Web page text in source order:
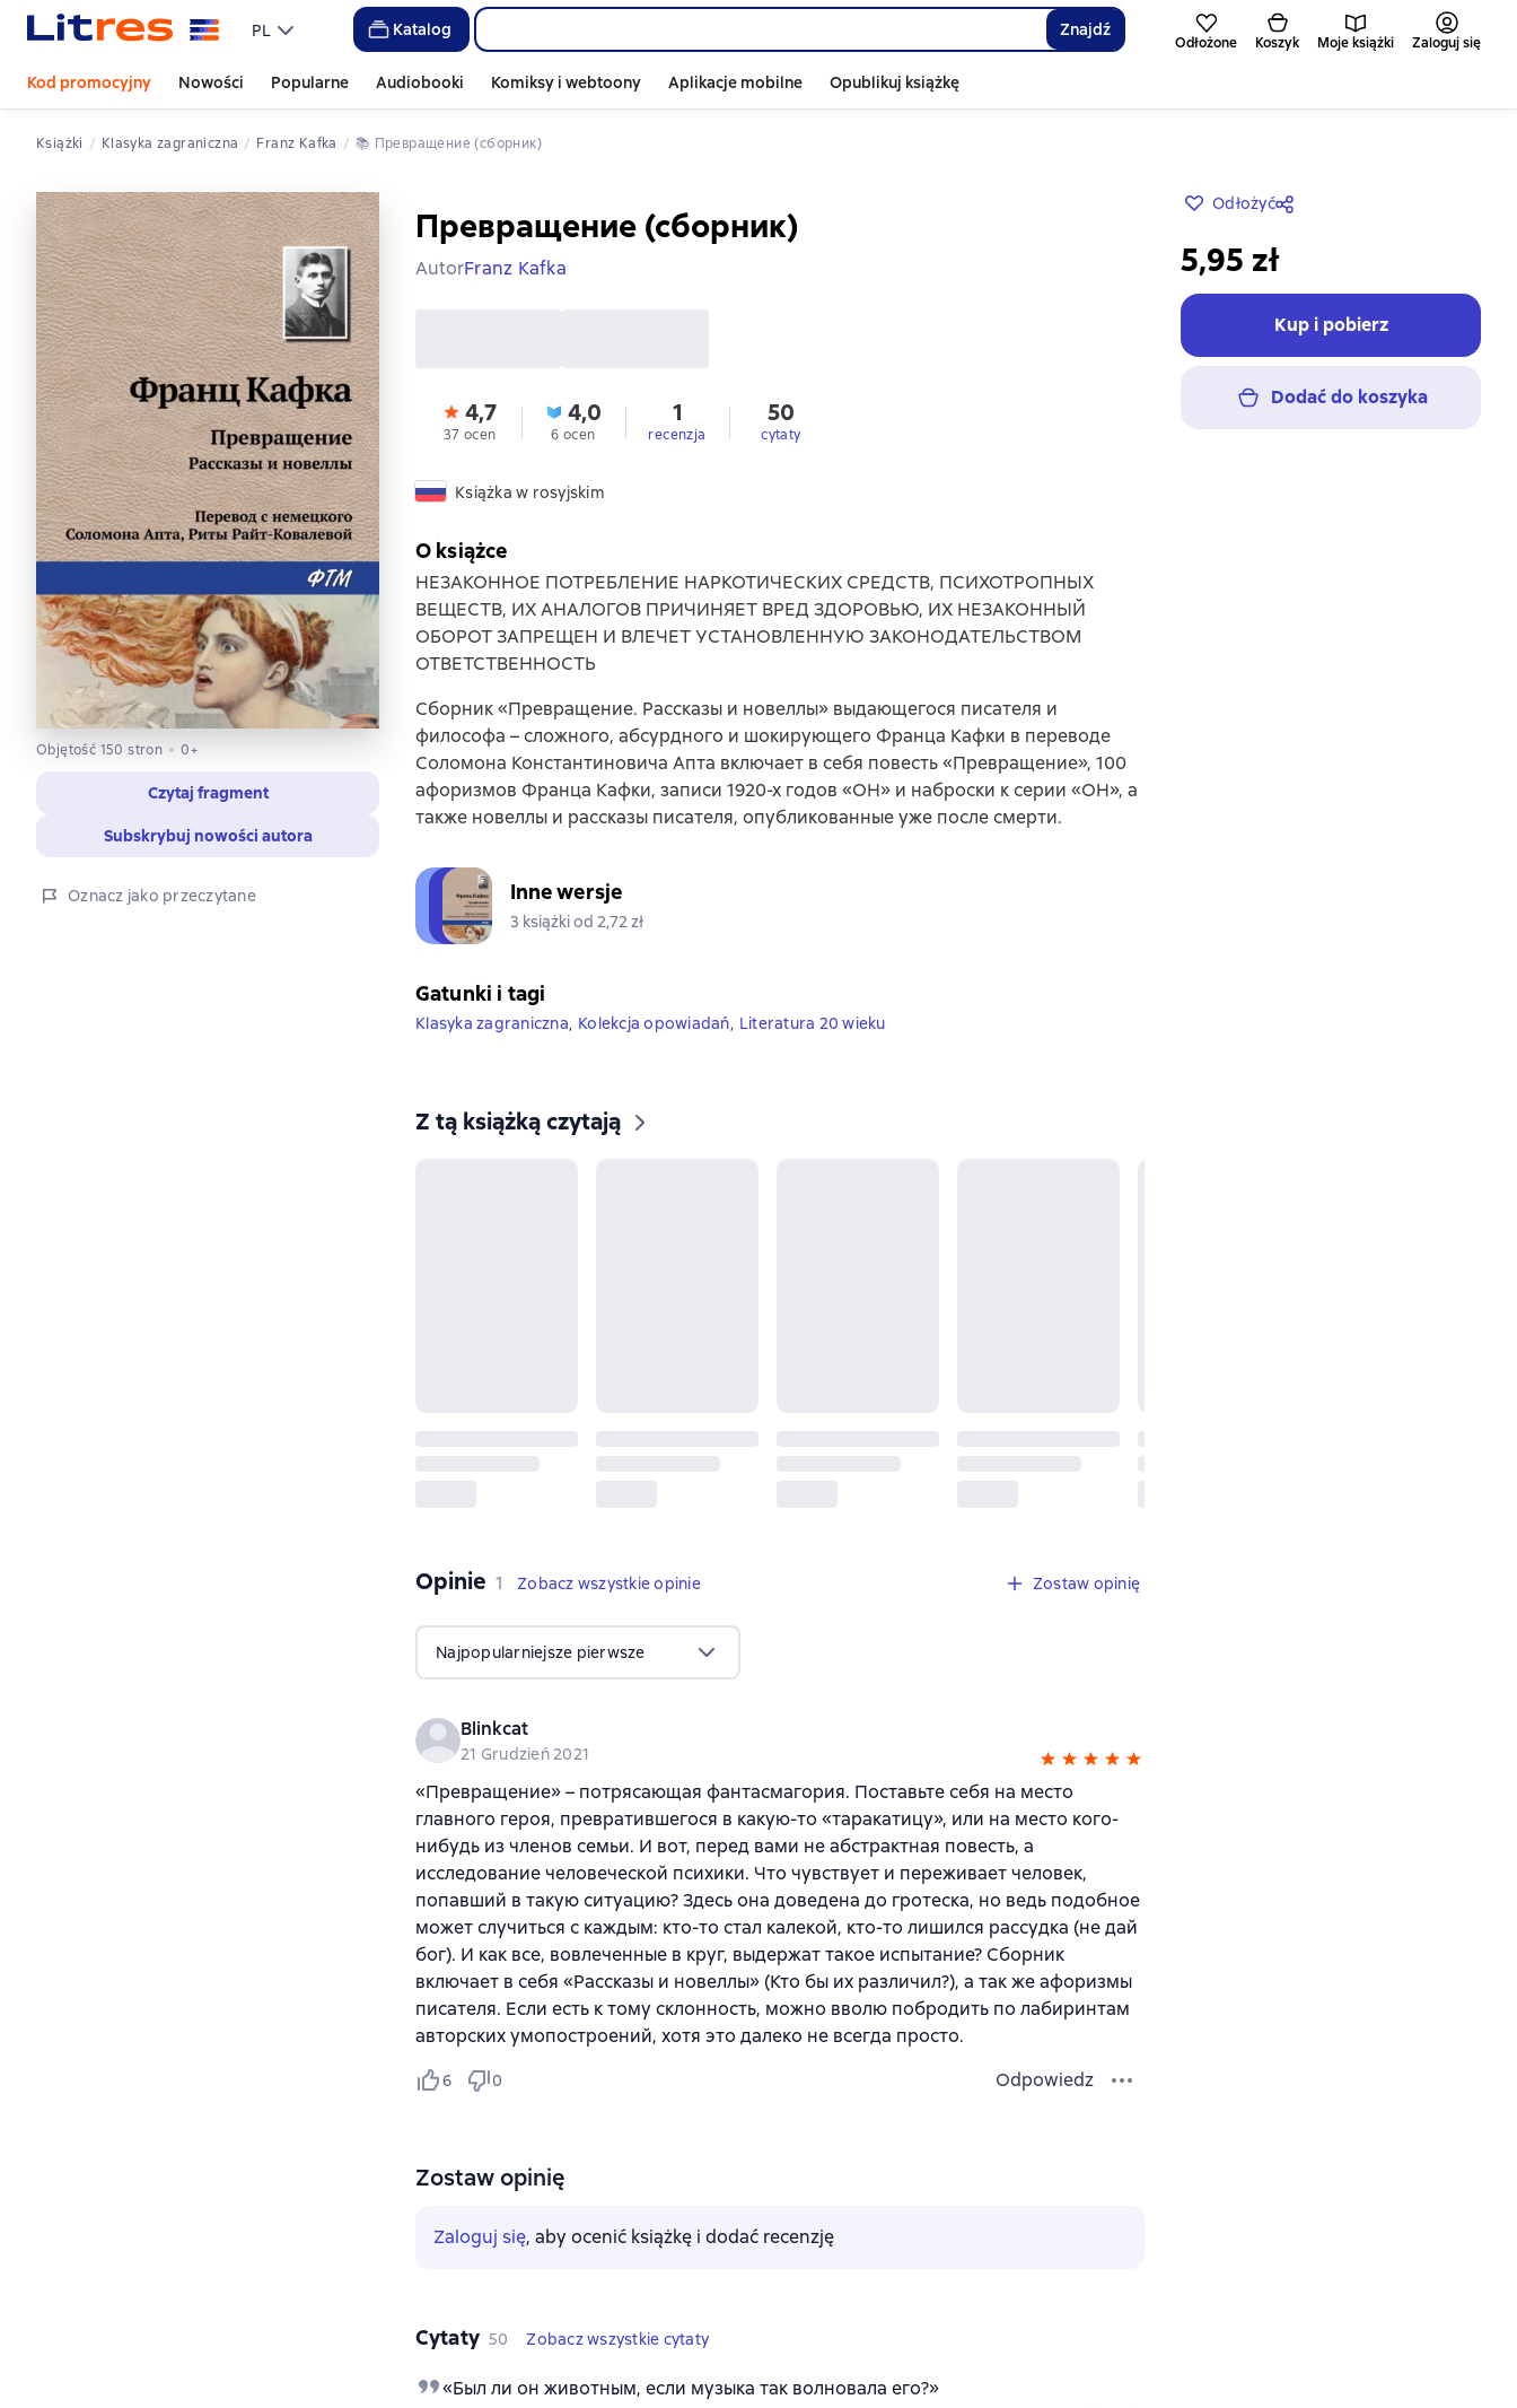
PL Katalog Znajdź
Odłożone Koszyk Moje książki Zaloguj się
Kod promocyjny Nowości Popularne Audiobooki Komiksy i webtoony Aplikacje mobilne Opublikuj książkę
Książki klasyka zagraniczna Franz Kafka 📚 Превращение (сборник)
Objętość 150 stron 0+
Czytaj fragment
Subskrybuj nowości autora
Oznacz jako przeczytane
Превращение (сборник)
AutorFranz Kafka
4,7
37 ocen
4,0
6 ocen
1
recenzja
50
cytaty
Książka w rosyjskim
Odłożyć
5,95 zł
Kup i pobierz
Dodać do koszyka
O książce
НЕЗАКОННОЕ ПОТРЕБЛЕНИЕ НАРКОТИЧЕСКИХ СРЕДСТВ, ПСИХОТРОПНЫХ
ВЕЩЕСТВ, ИХ АНАЛОГОВ ПРИЧИНЯЕТ ВРЕД ЗДОРОВЬЮ, ИХ НЕЗАКОННЫЙ
ОБОРОТ ЗАПРЕЩЕН И ВЛЕЧЕТ УСТАНОВЛЕННУЮ ЗАКОНОДАТЕЛЬСТВОМ
ОТВЕТСТВЕННОСТЬ
Сборник «Превращение. Рассказы и новеллы» выдающегося писателя и
философа – сложного, абсурдного и шокирующего Франца Кафки в переводе
Соломона Константиновича Апта включает в себя повесть «Превращение», 100
афоризмов Франца Кафки, записи 1920-х годов «ОН» и наброски к серии «ОН», а
также новеллы и рассказы писателя, опубликованные уже после смерти.
Inne wersje
3 książki od 2,72 zł
Gatunki i tagi
Klasyka zagraniczna, Kolekcja opowiadań, Literatura 20 wieku
Z tą książką czytają
Opinie 1 opinia
1 Zobacz wszystkie opinie Zostaw opinię
Najpopularniejsze pierwsze
Blinkcat
21 Grudzień 2021
«Превращение» – потрясающая фантасмагория. Поставьте себя на место
главного героя, превратившегося в какую-то «таракатицу», или на место кого-
нибудь из членов семьи. И вот, перед вами не абстрактная повесть, а
исследование человеческой психики. Что чувствует и переживает человек,
попавший в такую ситуацию? Здесь она доведена до гротеска, но ведь подобное
может случиться с каждым: кто-то стал калекой, кто-то лишился рассудка (не дай
бог). И как все, вовлеченные в круг, выдержат такое испытание? Сборник
включает в себя «Рассказы и новеллы» (Кто бы их различил?), а так же афоризмы
писателя. Если есть к тому склонность, можно вволю побродить по лабиринтам
авторских умопостроений, хотя это далеко не всегда просто.
6 0 Odpowiedz
Zostaw opinię
Zaloguj się, aby ocenić książkę i dodać recenzję
Cytaty 50 Zobacz wszystkie cytaty
«Был ли он животным, если музыка так волновала его?»